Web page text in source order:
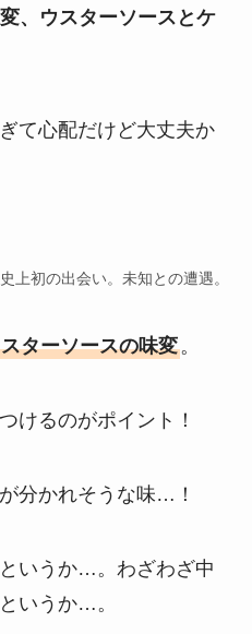
、ウスターソースとケ
て心配だけど大丈夫か
初の出会い。未知との遭遇。
ターソースの味変。
けるのがポイント！
分かれそうな味…！
いうか…。わざわざ中
いうか…。